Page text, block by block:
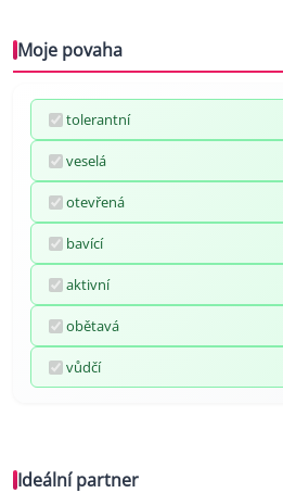
Moje povaha
tolerantní
veselá
otevřená
bavící
aktivní
obětavá
vůdčí
Ideální partner